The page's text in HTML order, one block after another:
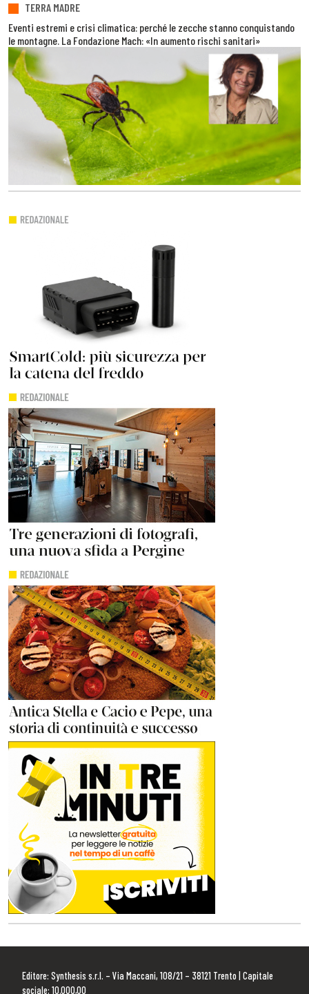
TERRA MADRE
Eventi estremi e crisi climatica: perché le zecche stanno conquistando
le montagne. La Fondazione Mach: «In aumento rischi sanitari»
Editore: Synthesis s.r.l. – Via Maccani, 108/21 – 38121 Trento | Capitale
sociale: 10.000,00